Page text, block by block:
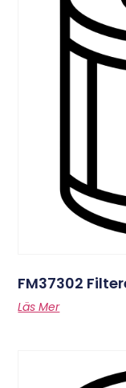
FM37302
Läs Mer